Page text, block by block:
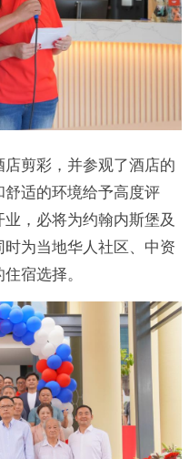
剪彩，并参观了酒店的
适的环境给予高度评
，必将为约翰内斯堡及
为当地华人社区、中资
宿选择。